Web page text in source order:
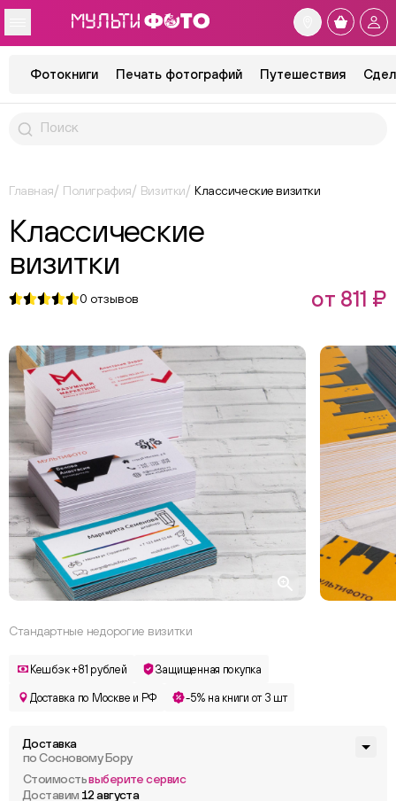
Фотокниги Печать фотографий Путешествия
Главная Полиграфия Визитки Классические визитки
Стандартные недорогие визитки
Классические
визитки
0 отзывов от 811 ₽
Кешбэк +81 рублей Защищенная покупка
Доставка по Москве и РФ -5% на книги от 3 шт
Доставка
по Сосновому Бору
Стоимостьвыберите сервис
Доставим 12 августа